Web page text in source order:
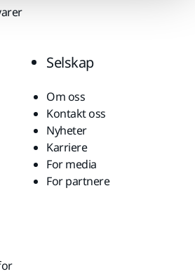
Selskap
Om oss
Kontakt oss
Nyheter
Karriere
For media
For partnere